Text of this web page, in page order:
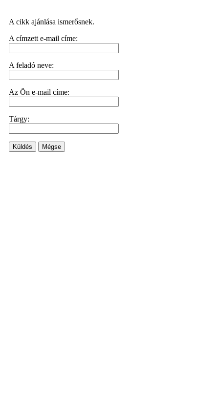
A cikk ajánlása ismerősnek.
A címzett e-mail címe:
A feladó neve:
Az Ön e-mail címe:
Tárgy:
Küldés Mégse